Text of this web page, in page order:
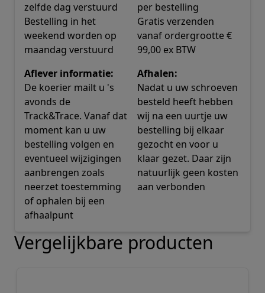
zelfde dag verstuurd
Bestelling in het
weekend worden op
maandag verstuurd
per bestelling
Gratis verzenden
vanaf ordergrootte €
99,00 ex BTW
Aflever informatie:
De koerier mailt u 's
avonds de
Track&Trace. Vanaf dat
moment kan u uw
bestelling volgen en
eventueel wijzigingen
aanbrengen zoals
neerzet toestemming
of ophalen bij een
afhaalpunt
Afhalen:
Nadat u uw schroeven
besteld heeft hebben
wij na een uurtje uw
bestelling bij elkaar
gezocht en voor u
klaar gezet. Daar zijn
natuurlijk geen kosten
aan verbonden
Vergelijkbare producten